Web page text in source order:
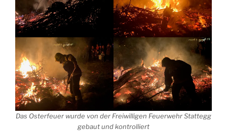
Das Osterfeuer wurde von der Freiwilligen Feuerwehr Stattegg
gebaut und kontrolliert